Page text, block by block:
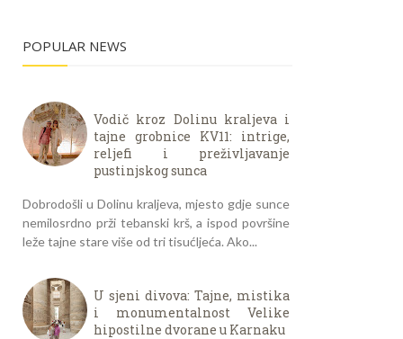
POPULAR NEWS
Vodič kroz Dolinu kraljeva i
tajne grobnice KV11: intrige,
reljefi i preživljavanje
pustinjskog sunca
Dobrodošli u Dolinu kraljeva, mjesto gdje sunce
nemilosrdno prži tebanski krš, a ispod površine
leže tajne stare više od tri tisućljeća. Ako...
U sjeni divova: Tajne, mistika
i monumentalnost Velike
hipostilne dvorane u Karnaku